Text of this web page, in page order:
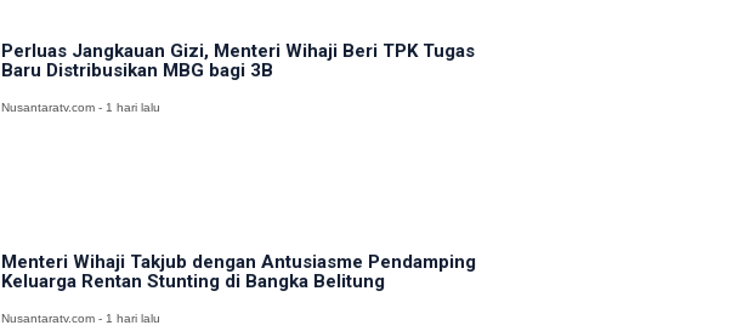
Perluas Jangkauan Gizi, Menteri Wihaji Beri TPK Tugas
Baru Distribusikan MBG bagi 3B
Nusantaratv.com - 1 hari lalu
Menteri Wihaji Takjub dengan Antusiasme Pendamping
Keluarga Rentan Stunting di Bangka Belitung
Nusantaratv.com - 1 hari lalu